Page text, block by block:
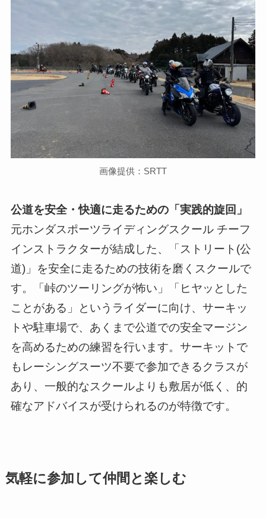
画像提供：SRTT
公道を安全・快適に走るための「実践的旋回」
元ホンダスポーツライディングスクール チーフ
インストラクターが結成した、「ストリート(公
道)」を安全に走るための技術を磨くスクールで
す。「峠のツーリングが怖い」「ヒヤッとした
ことがある」というライダーに向け、サーキッ
トや駐車場で、あくまで公道での安全マージン
を高めるための練習を行います。サーキットで
もレーシングスーツ不要で参加できるクラスが
あり、一般的なスクールよりも敷居が低く、的
確なアドバイスが受けられるのが特徴です。
気軽に参加して仲間と楽しむ